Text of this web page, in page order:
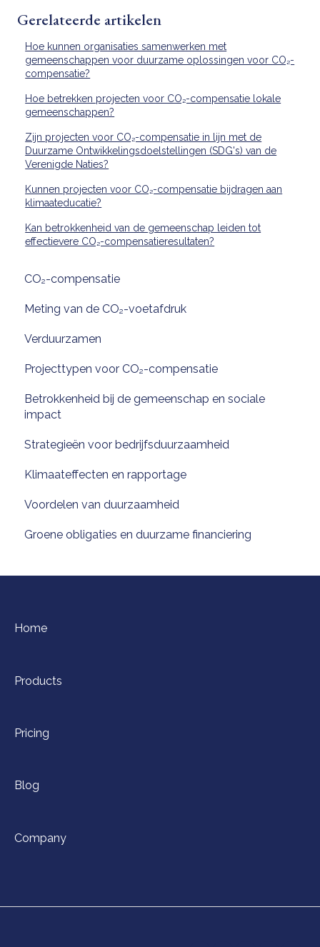
Gerelateerde artikelen
Hoe kunnen organisaties samenwerken met
gemeenschappen voor duurzame oplossingen voor CO₂-
compensatie?
Hoe betrekken projecten voor CO₂-compensatie lokale
gemeenschappen?
Zijn projecten voor CO₂-compensatie in lijn met de
Duurzame Ontwikkelingsdoelstellingen (SDG's) van de
Verenigde Naties?
Kunnen projecten voor CO₂-compensatie bijdragen aan
klimaateducatie?
Kan betrokkenheid van de gemeenschap leiden tot
effectievere CO₂-compensatieresultaten?
CO₂-compensatie
Meting van de CO₂-voetafdruk
Verduurzamen
Projecttypen voor CO₂-compensatie
Betrokkenheid bij de gemeenschap en sociale
impact
Strategieën voor bedrijfsduurzaamheid
Klimaateffecten en rapportage
Voordelen van duurzaamheid
Groene obligaties en duurzame financiering
Home
Products
Pricing
Blog
Company